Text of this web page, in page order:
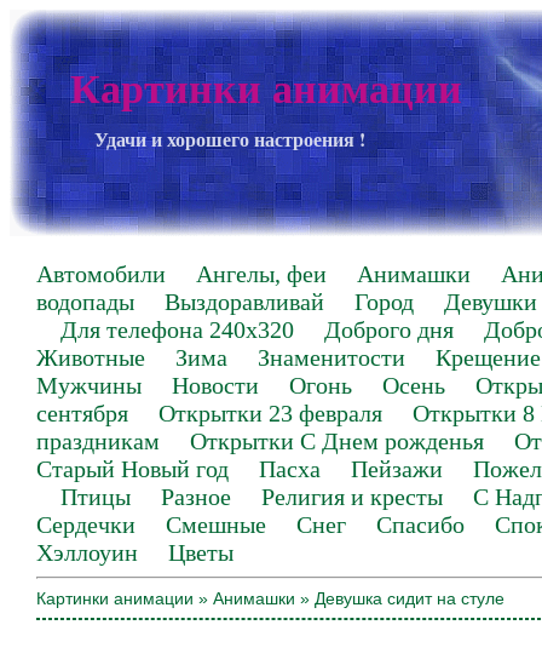
Картинки анимации
Удачи и хорошего настроения !
Автомобили Ангелы, феи Анимашки
водопады
Выздоравливай Город
Девушки
Для телефона 240х320
Доброго дня
Животные
Зима Знаменитости
Крещение
Мужчины
Новости Огонь Осень
сентября
Открытки 23 февраля
Открытки 8
праздникам
Открытки С Днем рожденья
Старый Новый год
Пасха Пейзажи
Птицы
Разное Религия и кресты
С
Сердечки
Смешные Снег Спасибо
Хэллоуин
Цветы
Картинки анимации » Анимашки » Девушка сидит на стуле